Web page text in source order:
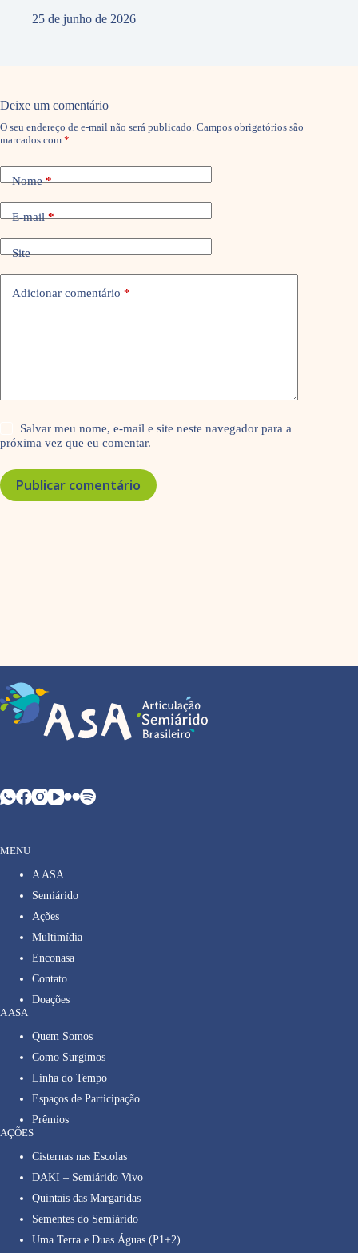
25 de junho de 2026
Deixe um comentário
O seu endereço de e-mail não será publicado. Campos obrigatórios são
marcados com *
Nome*
E-mail*
Site
Adicionar comentário *
Salvar meu nome, e-mail e site neste navegador para a
próxima vez que eu comentar.
Publicar comentário
MENU
A ASA
Semiárido
Ações
Multimídia
Enconasa
Contato
Doações
A ASA
Quem Somos
Como Surgimos
Linha do Tempo
Espaços de Participação
Prêmios
AÇÕES
Cisternas nas Escolas
DAKI – Semiárido Vivo
Quintais das Margaridas
Sementes do Semiárido
Uma Terra e Duas Águas (P1+2)